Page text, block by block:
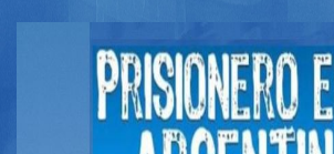
Buscador
Documentos